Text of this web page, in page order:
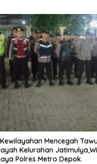
Mencegah
Kelurahan
Polres Metro Depok.